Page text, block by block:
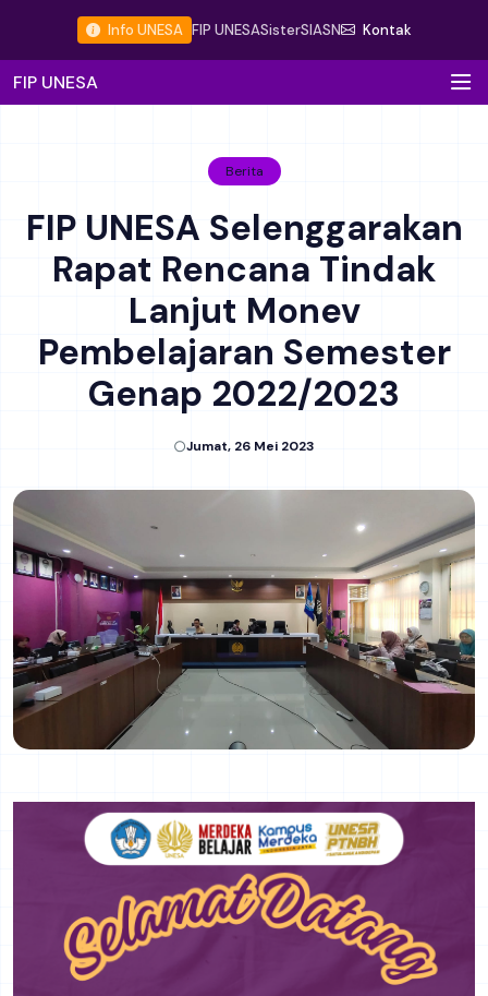
Info UNESA FIP UNESASisterSIASN Kontak
FIP UNESA
Berita
FIP UNESA Selenggarakan
Rapat Rencana Tindak
Lanjut Monev
Pembelajaran Semester
Genap 2022/2023
Jumat, 26 Mei 2023